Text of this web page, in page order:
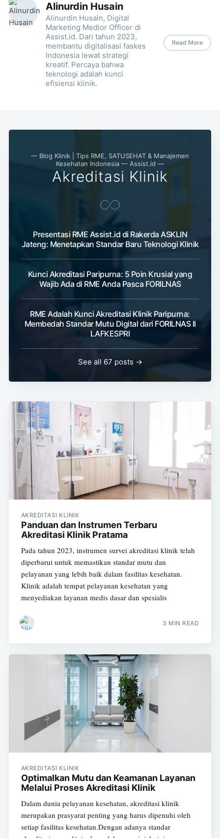
Alinurdin Husain
Alinurdin Husain, Digital
Marketing Medior Officer di
Assist.id. Dari tahun 2023,
membantu digitalisasi faskes
Indonesia lewat strategi
kreatif. Percaya bahwa
teknologi adalah kunci
efisiensi klinik.
Read More
— Blog Klinik | Tips RME, SATUSEHAT & Manajemen
Kesehatan Indonesia — Assist.id —
Akreditasi Klinik
Presentasi RME Assist.id di Rakerda ASKLIN
Jateng: Menetapkan Standar Baru Teknologi Klinik
Kunci Akreditasi Paripurna: 5 Poin Krusial yang
Wajib Ada di RME Anda Pasca FORILNAS
RME Adalah Kunci Akreditasi Klinik Paripurna:
Membedah Standar Mutu Digital dari FORILNAS II
LAFKESPRI
See all 67 posts →
AKREDITASI KLINIK
Panduan dan Instrumen Terbaru
Akreditasi Klinik Pratama
Pada tahun 2023, instrumen survei akreditasi klinik telah
diperbarui untuk memastikan standar mutu dan
pelayanan yang lebih baik dalam fasilitas kesehatan.
Klinik adalah tempat pelayanan kesehatan yang
menyediakan layanan medis dasar dan spesialis
3 MIN READ
AKREDITASI KLINIK
Optimalkan Mutu dan Keamanan Layanan
Melalui Proses Akreditasi Klinik
Dalam dunia pelayanan kesehatan, akreditasi klinik
merupakan prasyarat penting yang harus dipenuhi oleh
setiap fasilitas kesehatan.Dengan adanya standar